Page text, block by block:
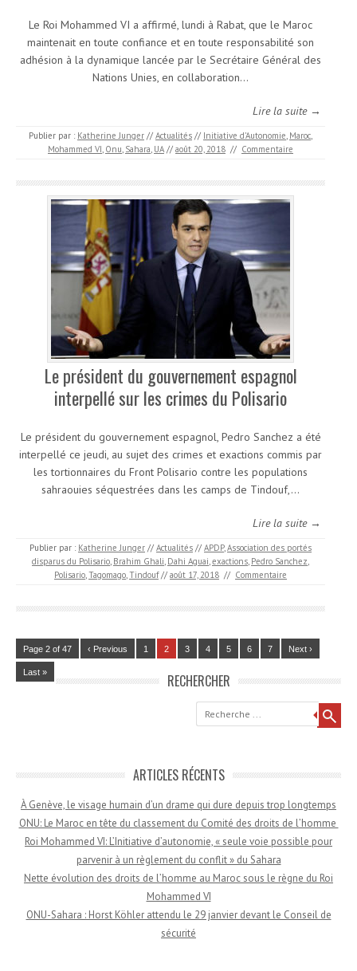
Le Roi Mohammed VI a affirmé, lundi à Rabat, que le Maroc
maintenait en toute confiance et en toute responsabilité son
adhésion à la dynamique lancée par le Secrétaire Général des
Nations Unies, en collaboration…
Lire la suite →
Publier par : Katherine Junger // Actualités // Initiative d’Autonomie, Maroc,
Mohammed VI, Onu, Sahara, UA // août 20, 2018 // Commentaire
Le président du gouvernement espagnol
interpellé sur les crimes du Polisario
Le président du gouvernement espagnol, Pedro Sanchez a été
interpellé ce jeudi, au sujet des crimes et exactions commis par
les tortionnaires du Front Polisario contre les populations
sahraouies séquestrées dans les camps de Tindouf,…
Lire la suite →
Publier par : Katherine Junger // Actualités // APDP,Association des portés
disparus du Polisario, Brahim Ghali, Dahi Aguai,exactions, Pedro Sanchez,
Polisario,Tagomago,Tindouf // août 17, 2018 // Commentaire
Page 2 of 47 ‹ Previous 1 2 3 4 5 6 7 Next ›
Last » RECHERCHER
Recherche
ARTICLES RÉCENTS
À Genève, le visage humain d’un drame qui dure depuis trop longtemps
ONU: Le Maroc en tête du classement du Comité des droits de l’homme
Roi Mohammed VI: L’Initiative d’autonomie, « seule voie possible pour
parvenir à un règlement du conflit » du Sahara
Nette évolution des droits de l’homme au Maroc sous le règne du Roi
Mohammed VI
ONU-Sahara : Horst Köhler attendu le 29 janvier devant le Conseil de
sécurité